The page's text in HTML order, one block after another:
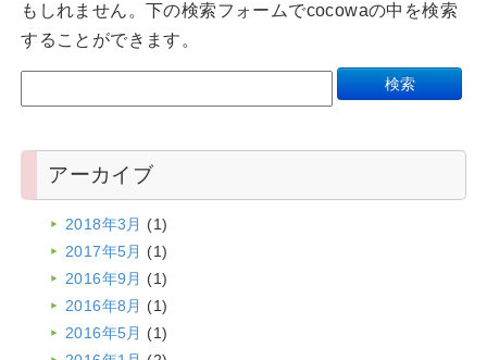
もしれません。下の検索フォームでcocowaの中を検索
することができます。
アーカイブ
2018年3月 (1)
2017年5月 (1)
2016年9月 (1)
2016年8月 (1)
2016年5月 (1)